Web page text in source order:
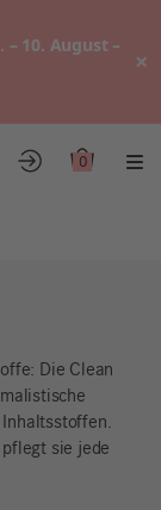
– 10. August –
×
Konto 0
Die Clean
sie jede